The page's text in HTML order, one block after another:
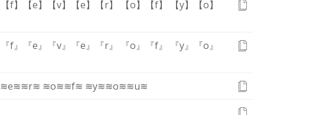
【f】 【e】 【v】 【e】 【r】 【o】 【f】 【y】
【o】
『f』 『e』 『v』 『e』 『r』 『o』 『f』 『y』
『o』
≋e≋≋r≋ ≋o≋≋f≋ ≋y≋≋o≋≋u≋